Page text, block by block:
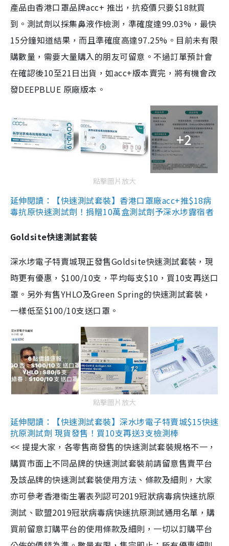
產品由香港口罩品牌acc+ 推出，抗疫價只要$18就買
到。測試劑以採集鼻液作檢測，準確度達99.03%，最快
15分鐘知道結果，而且準確度高達97.25%。目前未有限
購數量，需要大量購入的朋友可留意。不過訂單預計會
在確認後10至21日出貨，如acc+版本賣完，將有機會改
發DEEPBLUE 原廠版本。
+2
點擊圖片放大
延伸閱讀：【快速測試套裝】香港口罩廠acc+推$18病
毒抗原快速測試劑！捐贈10萬盒測試劑予深水埗露宿者
Goldsite快速測試套裝
深水埗電子特賣城現正發售Goldsite快速測試套裝，現
時更有優惠，$100/10支，平均每支$10，買10支再送口
罩。另外有售YHLO及Green Spring的快速測試套裝，
一樣低至$100/10支送口罩。
點擊圖片放大
延伸閱讀：【快速測試套裝】深水埗電子特賣城$15快速
抗原測試劑 現貨發售！買10支再送3支檢測棒
<< 提提大家，各零售商發售的快速測試套裝規格不一，
購買市面上不同品牌的快速測試套裝前請留意售賣平台
及該品牌的快速測試套裝使用方法、條款及細則，大家
亦可參考香港衞生署表列認可2019冠狀病毒病快速抗原
測試、歐盟2019冠狀病毒病快速抗原測試通用名單，購
買前留意訂購平台的使用條款及細則，一切以訂購平台